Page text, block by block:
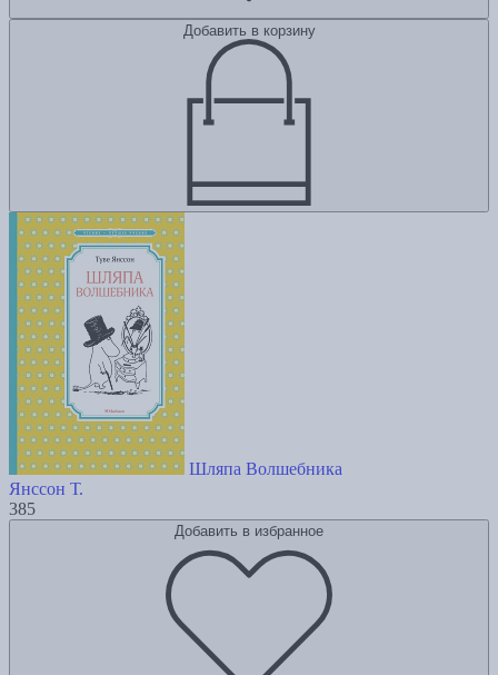
Добавить в корзину
Шляпа Волшебника
Янссон Т.
385
Добавить в избранное